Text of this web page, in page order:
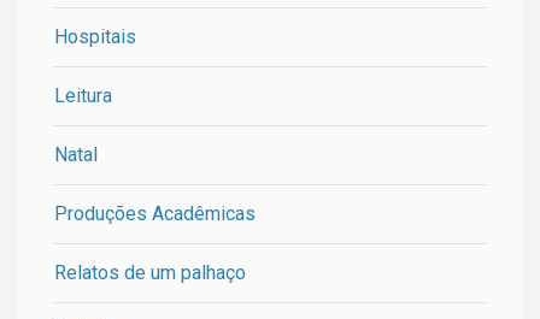
Hospitais
Leitura
Natal
Produções Acadêmicas
Relatos de um palhaço